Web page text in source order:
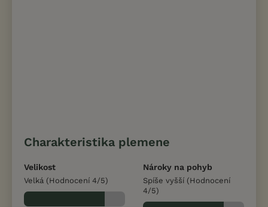
Charakteristika plemene
Velikost
Velká (Hodnocení 4/5)
Nároky na pohyb
Spíše vyšší (Hodnocení
4/5)